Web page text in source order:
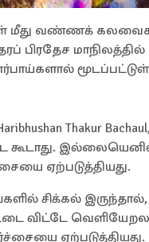
மீது வண்ணக்
பிரதேச மாநிலத்தில்
Thakur
ஏற்படுத்தியது.
சிக்கல்
விட்டே
ஏற்படுத்தியது.